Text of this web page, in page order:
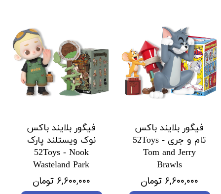
فیگور بلایند باکس
تام و جری 52Toys -
Tom and Jerry
Brawls
۶,۶۰۰,۰۰۰ تومان
فیگور بلایند باکس
نوک ویستلند پارک
52Toys - Nook
Wasteland Park
۶,۶۰۰,۰۰۰ تومان